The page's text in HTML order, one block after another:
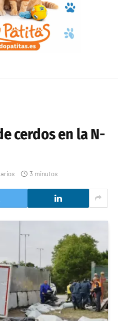
cerdos en la N-
3 minutos